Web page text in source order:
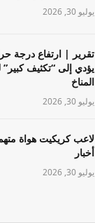
يوليو 30, 2026
تقرير | ارتفاع درجة
يؤدي إلى “تكثيف كبير”
المناخ
يوليو 30, 2026
لاعب كريكيت هواة
أخبار
يوليو 30, 2026